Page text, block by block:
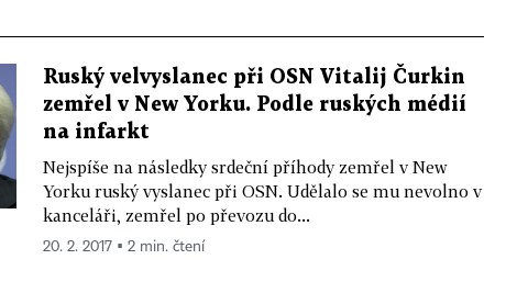
Ruský velvyslanec při OSN Vitalij Čurkin
zemřel v New Yorku. Podle ruských médií
na infarkt
Nejspíše na následky srdeční příhody zemřel v New
Yorku ruský vyslanec při OSN. Udělalo se mu nevolno v
kanceláři, zemřel po převozu do...
20. 2. 2017 ▪ 2 min. čtení